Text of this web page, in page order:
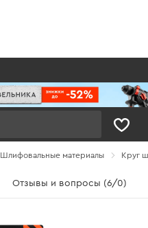
Шлифовальные материалы Круг
Отзывы и вопросы (6/0)